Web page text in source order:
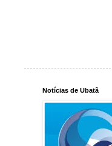
Notícias de Ubatã